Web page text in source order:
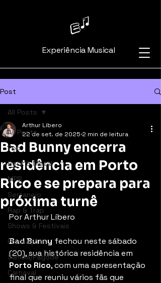
Experiência Musical
Post
All Posts
Pop
Rock & Metal
MPB
Sertanejo
Rap & Trap
Shows & Festivais
Premiações
Samba/Pagode
Carnaval
All Posts
Bad Bunny encerra
residência em Porto
Rico e se prepara para
próxima turnê
Arthur Líbero
22 de set. de 2025 2 min de leitura
Por Arthur Líbero
Bad Bunny fechou neste sábado
(20), sua histórica residência em
Porto Rico, com uma apresentação
final que reuniu vários fãs que